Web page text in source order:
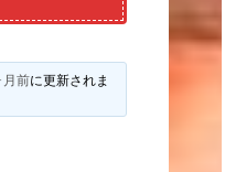
月前に更新されま